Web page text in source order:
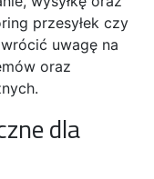
przesyłek czy
uwagę na
oraz
dla